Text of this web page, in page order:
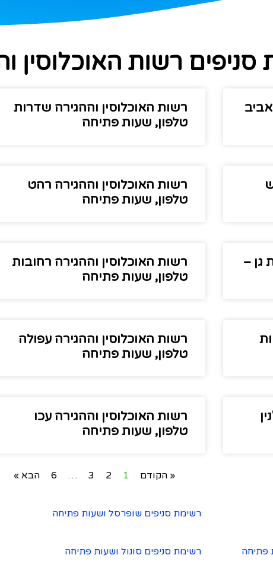
רשות האוכלוסין
רשות האוכלוסין וההגירה שדרות
טלפון, שעות פתיחה
רשות האוכלוסין וההגירה רהט
טלפון, שעות פתיחה
גן –
רשות האוכלוסין וההגירה רחובות
טלפון, שעות פתיחה
רשות האוכלוסין וההגירה עפולה
טלפון, שעות פתיחה
רשות האוכלוסין וההגירה עכו
טלפון, שעות פתיחה
« הקודם 1
2
3
…
6 הבא »
רשימת סניפים שופרסל ושעות פתיחה
פתיחה רשימת סניפים סונול ושעות פתיחה